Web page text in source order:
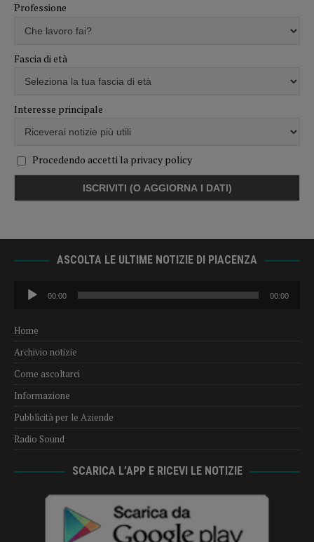
Professione
Fascia di età
Interesse principale
Procedendo accetti la privacy policy
ASCOLTA LE ULTIME NOTIZIE DI PIACENZA
Audio
Player
00:00 00:00
Home
Archivio notizie
Come ascoltarci
Informazione
Pubblicità per le Aziende
Radio Sound
SCARICA L’APP E RICEVI LE NOTIZIE